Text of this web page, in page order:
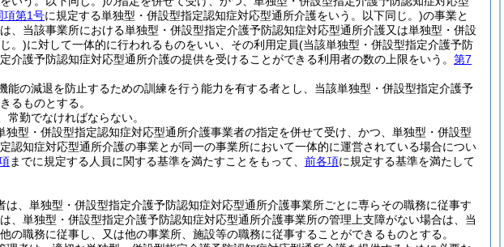
項第1号に規定する単独型・併設型指定認知症対応型通所介護をいう。以下同じ。)の事業と
、当該事業所における単独型・併設型指定介護予防認知症対応型通所介護又は単独型・併設
。)に対して一体的に行われるものをいい、その利用定員(当該単独型・併設型指定介護予防
護予防認知症対応型通所介護の提供を受けることができる利用者の数の上限をいう。 第7
の減退を防止するための訓練を行う能力を有する者とし、当該単独型・併設型指定介護予
るものとする。
勤でなければならない。
型・併設型指定認知症対応型通所介護事業者の指定を併せて受け、かつ、単独型・併設型
認知症対応型通所介護の事業とが同一の事業所において一体的に運営されている場合につい
までに規定する人員に関する基準を満たすことをもって、 前各項に規定する基準を満たして
、単独型・併設型指定介護予防認知症対応型通所介護事業所ごとに専らその職務に従事す
、単独型・併設型指定介護予防認知症対応型通所介護事業所の管理上支障がない場合は、当
職務に従事し、又は他の事業所、施設等の職務に従事することができるものとする。